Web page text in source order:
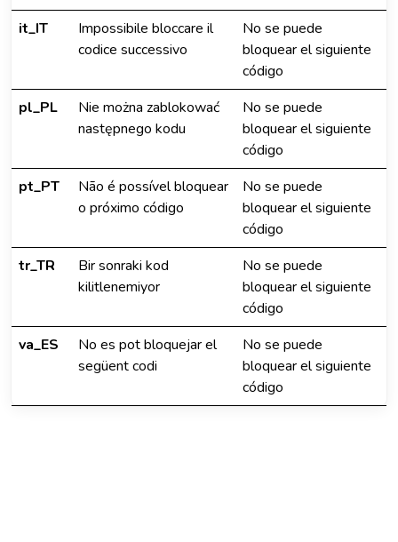
it_IT
Impossibile bloccare il
codice successivo
No se puede
bloquear el siguiente
código
pl_PL
Nie można zablokować
następnego kodu
No se puede
bloquear el siguiente
código
pt_PT
Não é possível bloquear
o próximo código
No se puede
bloquear el siguiente
código
tr_TR
Bir sonraki kod
kilitlenemiyor
No se puede
bloquear el siguiente
código
va_ES
No es pot bloquejar el
següent codi
No se puede
bloquear el siguiente
código